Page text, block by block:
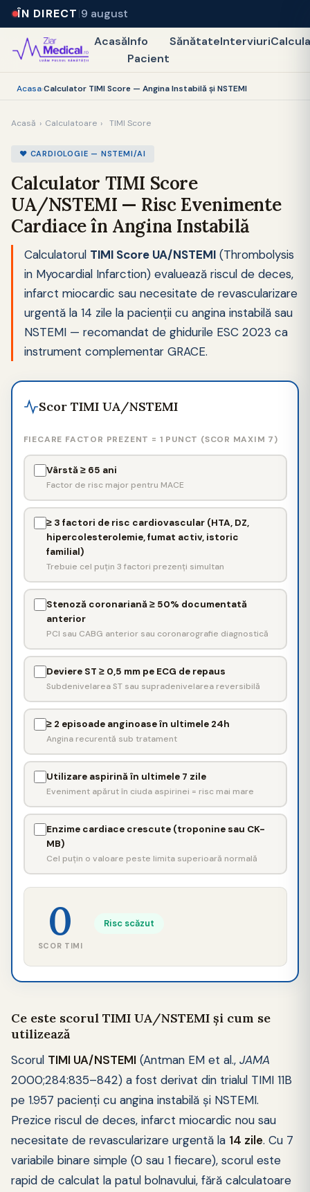
ÎN DIRECT 9 august
AcasăInfo
Pacient
SănătateInterviuri
Acasa›Calculator TIMI Score — Angina Instabilă și NSTEMI
Acasă › Calculatoare › TIMI Score
❤️ CARDIOLOGIE — NSTEMI/AI
Calculator TIMI Score
UA/NSTEMI — Risc Evenimente
Cardiace în Angina Instabilă
Calculatorul TIMI Score UA/NSTEMI (Thrombolysis
in Myocardial Infarction) evaluează riscul de deces,
infarct miocardic sau necesitate de revascularizare
urgentă la 14 zile la pacienții cu angina instabilă sau
NSTEMI — recomandat de ghidurile ESC 2023 ca
instrument complementar GRACE.
Scor TIMI UA/NSTEMI
FIECARE FACTOR PREZENT = 1 PUNCT (SCOR MAXIM 7)
Vârstă ≥ 65 ani
Factor de risc major pentru MACE
≥ 3 factori de risc cardiovascular (HTA, DZ,
hipercolesterolemie, fumat activ, istoric
familial)
Trebuie cel puțin 3 factori prezenți simultan
Stenoză coronariană ≥ 50% documentată
anterior
PCI sau CABG anterior sau coronarografie diagnostică
Deviere ST ≥ 0,5 mm pe ECG de repaus
Subdenivelarea ST sau supradenivelarea reversibilă
≥ 2 episoade anginoase în ultimele 24h
Angina recurentă sub tratament
Utilizare aspirină în ultimele 7 zile
Eveniment apărut în ciuda aspirinei = risc mai mare
Enzime cardiace crescute (troponine sau CK-
MB)
Cel puțin o valoare peste limita superioară normală
0
SCOR TIMI
Risc scăzut
Ce este scorul TIMI UA/NSTEMI și cum se
utilizează
Scorul TIMI UA/NSTEMI (Antman EM et al., JAMA
2000;284:835–842) a fost derivat din trialul TIMI 11B
pe 1.957 pacienți cu angina instabilă și NSTEMI.
Prezice riscul de deces, infarct miocardic nou sau
necesitate de revascularizare urgentă la 14 zile. Cu 7
variabile binare simple (0 sau 1 fiecare), scorul este
rapid de calculat la patul bolnavului, fără calculatoare